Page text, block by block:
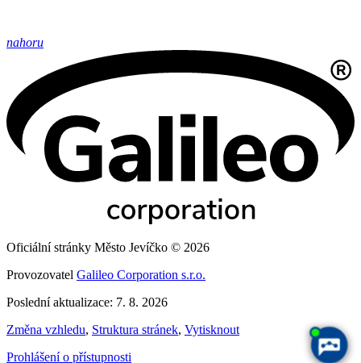
nahoru
Oficiální stránky Město Jevíčko © 2026
Provozovatel Galileo Corporation s.r.o.
Poslední aktualizace: 7. 8. 2026
Změna vzhledu, Struktura stránek, Vytisknout
Prohlášení o přístupnosti